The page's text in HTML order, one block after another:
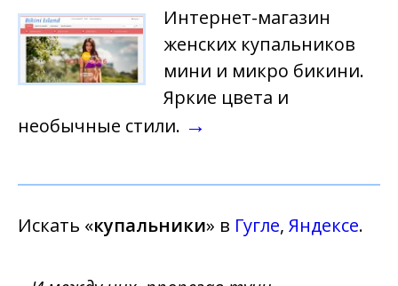
Интернет-магазин
женских купальников
мини и микро бикини.
Яркие цвета и
необычные стили. →
Искать «купальники» в Гугле, Яндексе.